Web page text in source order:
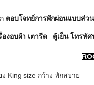
ตอบโจทย์การพักผ่อนแบบส่ว
งอบผ้า เตารีด ตู้เย็น โทรทั
King size กว้าง พักสบาย